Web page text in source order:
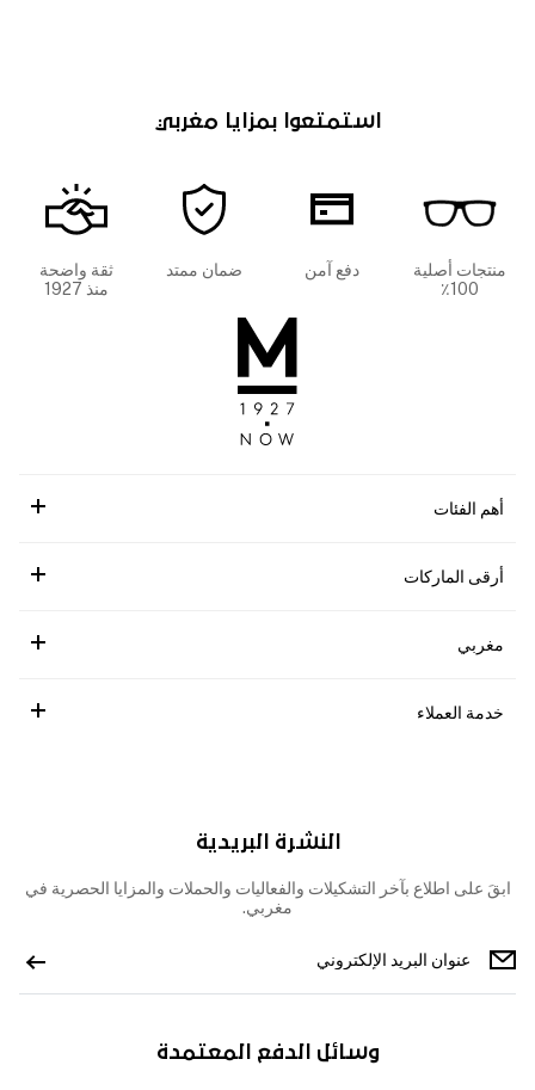
استمتعوا بمزايا مغربي
منتجات أصلية
100٪
دفع آمن ضمان ممتد
ثقة واضحة
منذ 1927
أهم الفئات
أرقى الماركات
مغربي
خدمة العملاء
النشرة البريدية
ابقَ على اطلاع بآخر التشكيلات والفعاليات والحملات والمزايا الحصرية في
مغربي.
وسائل الدفع المعتمدة